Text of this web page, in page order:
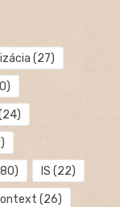
(27)
IS (22)
(26)